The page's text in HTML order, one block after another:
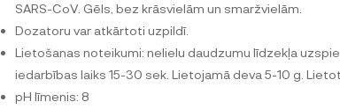
SARS-CoV. Gēls, bez krāsvielām un smaržvielām.
Dozatoru var atkārtoti uzpildī.
Lietošanas noteikumi: nelielu daudzumu līdzekļa
iedarbības laiks 15-30 sek. Lietojamā deva 5-10 g.
pH līmenis: 8